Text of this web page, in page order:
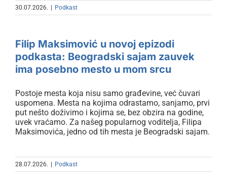
30.07.2026. Podkast
Filip Maksimović u novoj epizodi
zauvek ima posebno mesto u
mom srcu
Filip Maksimović u novoj epizodi
podkasta: Beogradski sajam zauvek
ima posebno mesto u mom srcu
Postoje mesta koja nisu samo građevine, već čuvari
uspomena. Mesta na kojima odrastamo, sanjamo, prvi
put nešto doživimo i kojima se, bez obzira na godine,
uvek vraćamo. Za našeg popularnog voditelja, Filipa
Maksimovića, jedno od tih mesta je Beogradski sajam.
28.07.2026. Podkast